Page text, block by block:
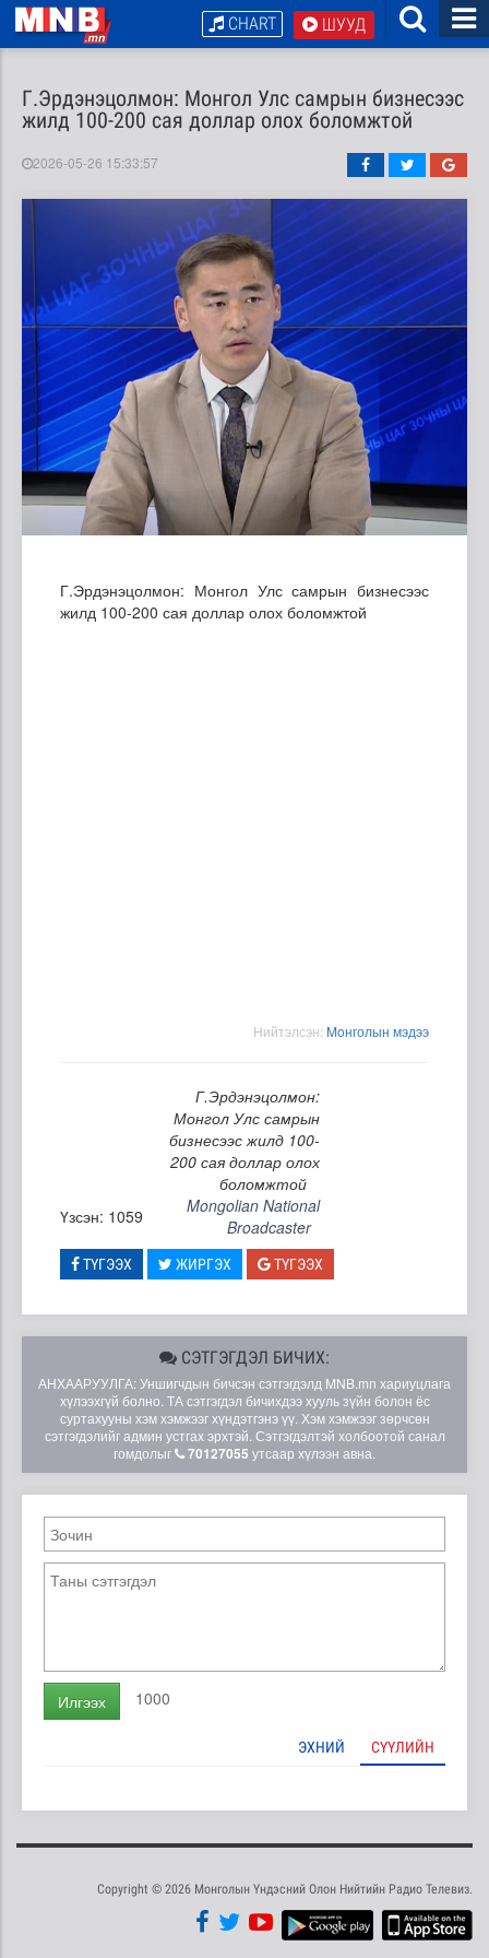
ШУУД
CHART
Г.Эрдэнэцолмон: Монгол Улс самрын бизнесээс
жилд 100-200 сая доллар олох боломжтой
2026-05-26 15:33:57
Г.Эрдэнэцолмон: Монгол Улс самрын бизнесээс
жилд 100-200 сая доллар олох боломжтой
Нийтэлсэн: Moнголын мэдээ
Г.Эрдэнэцолмон:
Монгол Улс самрын
бизнесээс жилд 100-
200 сая доллар олох
боломжтой
Үзсэн: 1059
Mongolian National
Broadcaster
ТҮГЭЭХ ЖИРГЭХ ТҮГЭЭХ
СЭТГЭГДЭЛ БИЧИХ:
АНХААРУУЛГА: Уншигчдын бичсэн сэтгэгдэлд MNB.mn хариуцлага
хүлээхгүй болно. ТА сэтгэгдэл бичихдээ хууль зүйн болон ёс
суртахууны хэм хэмжээг хүндэтгэнэ үү. Хэм хэмжээг зөрчсөн
сэтгэгдэлийг админ устгах эрхтэй. Сэтгэгдэлтэй холбоотой санал
гомдолыг
70127055 утсаар хүлээн авна.
Илгээх 1000
ЭХНИЙ СҮҮЛИЙН
Copyright © 2026 Монголын Үндэсний Олон Нийтийн Радио Телевиз.